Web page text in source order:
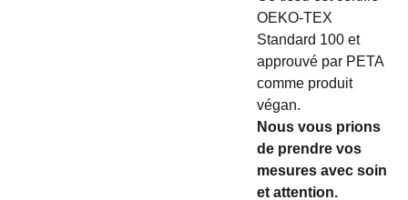
OEKO-TEX
Standard 100 et
approuvé par PETA
comme produit
végan.
Nous vous prions
de prendre vos
mesures avec soin
et attention.